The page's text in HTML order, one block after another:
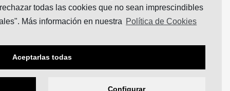
todas las cookies que no sean imprescindibles
Más información en nuestra Política de Cookies
Aceptarlas todas
Configurar